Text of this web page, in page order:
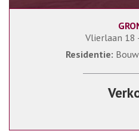
1
Vlierlaan 18
Residentie: